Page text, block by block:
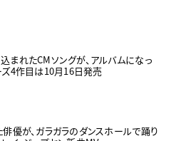
まれたCMソングが、アルバムになっ
ズ4作目は10月16日発売
俳優が、ガラガラのダンスホールで踊り